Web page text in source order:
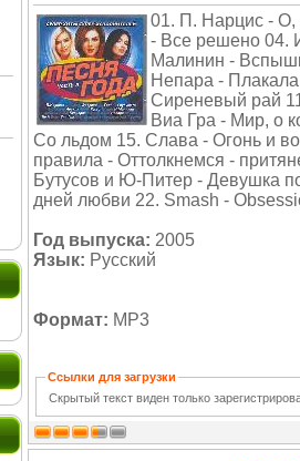
01. П. Нарцис - О,
- Все решено 04.
Малинин -
Непара -
Сиреневый рай
Виа Гра - Мир, о
Со льдом 15. Слава - Огонь и
правила - Оттолкнемся -
Бутусов и Ю-Питер - Девушка
дней любви 22. Smash -
Год выпуска: 2005
Язык: Русский
Формат: MP3
Ссылки для загрузки
Скрытый текст виден только